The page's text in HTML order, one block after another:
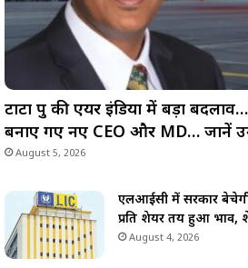
टाटा ग्रुप की एयर इंडिया में बड़ा
बनाए गए नए CEO और MD… जानें
August 5, 2026
एलआईसी में सरकार
प्रति शेयर तय हुआ भाव,
August 4, 2026